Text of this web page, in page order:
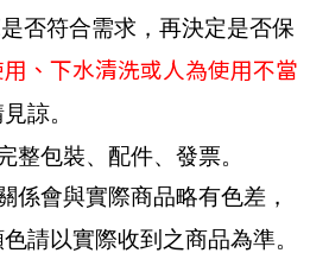
是否符合需求，再決定是否保
、下水清洗或人為使用不當
見諒。
整包裝、配件、發票。
係會與實際商品略有色差，
請以實際收到之商品為準。